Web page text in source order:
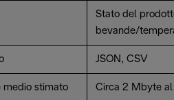
Stato del
bevande/
JSON, CSV
medio stimato Circa 2 Mbyte al